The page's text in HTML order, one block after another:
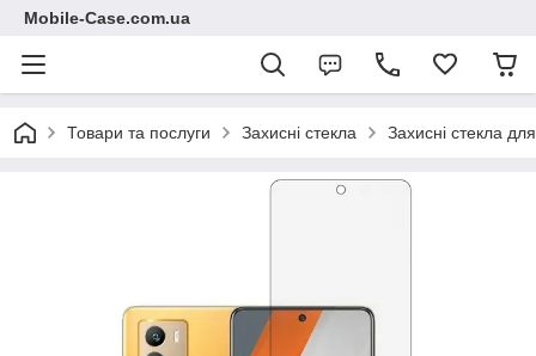
Mobile-Case.com.ua
Товари та послуги Захисні стекла Захисні стекла